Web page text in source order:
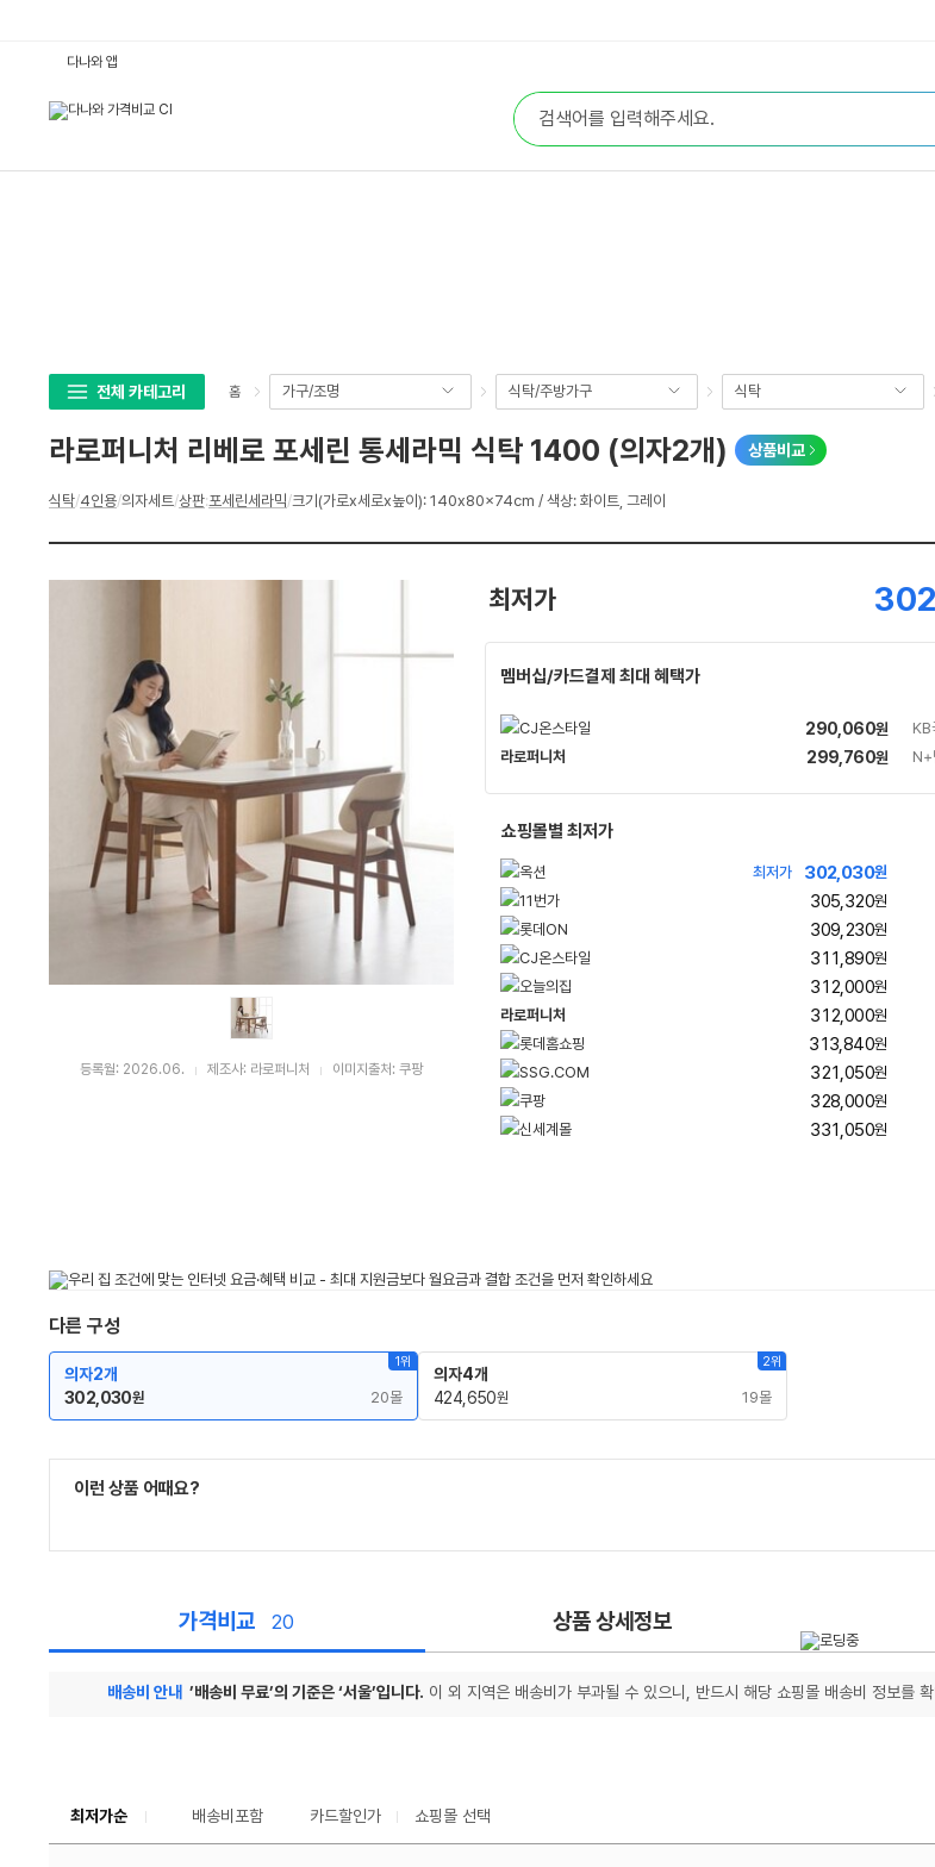
합
검
색
다나와 앱
전체 카테고리 홈 가구/조명 식탁/주방가구 식탁
라로퍼니처 리베로 포세린 통세라믹 식탁 1400 (의자2개) 상품비교
상
식탁/4인용/의자세트/상판:포세린세라믹/크기(가로x세로x높이): 140x80x74cm / 색상: 화이트, 그레이
등록월: 2026.06. 제조사: 라로퍼니처 이미지출처: 쿠팡
최저가
멤버십/카드결제 최대 혜택가
290,060원
KB
라로퍼니처
이
버
299,760원 N+
쇼핑몰별 최저가
최저가 302,030원
305,320원
309,230원
311,890원
312,000원
라로퍼니처
이
버
이
312,000원
313,840원
321,050원
328,000원
331,050원
다른 구성
1위
의자2개
302,030원 20몰
2위
의자4개
424,650원 19몰
이런 상품 어때요?
가격비교 20 상품 상세정보
배송비 안내 ’배송비 무료’의 기준은 ‘서울’입니다. 이 외 지역은 배송비가 부과될 수 있으니, 반드시 해당 쇼핑몰 배송비 정보를
최저가순 배송비포함 카드할인가 쇼핑몰 선택